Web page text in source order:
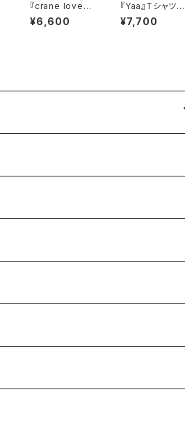
『crane love』
手帳型スマホケ
ース iPhone対
¥6,600
『Yaa』Tシャツ
(ドライメッシュ)
¥7,700